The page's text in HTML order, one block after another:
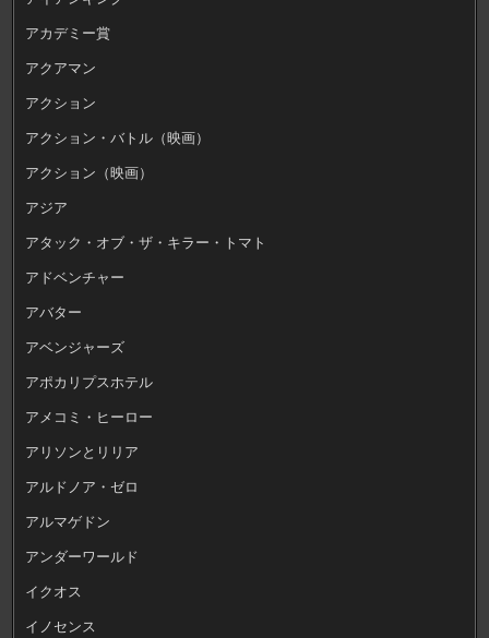
アカデミー賞
アクアマン
アクション
アクション・バトル（映画）
アクション（映画）
アジア
アタック・オブ・ザ・キラー・トマト
アドベンチャー
アバター
アベンジャーズ
アポカリプスホテル
アメコミ・ヒーロー
アリソンとリリア
アルドノア・ゼロ
アルマゲドン
アンダーワールド
イクオス
イノセンス